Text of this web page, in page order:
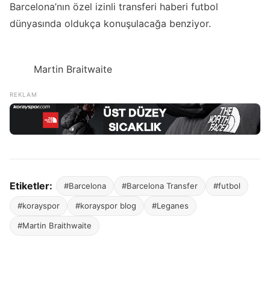
Barcelona’nın özel izinli transferi haberi futbol
dünyasında oldukça konuşulacağa benziyor.
Martin Braitwaite
Etiketler: #Barcelona #Barcelona Transfer #futbol
#korayspor #korayspor blog #Leganes
#Martin Braithwaite